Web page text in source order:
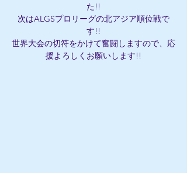
た!!
次はALGSプロリーグの北アジア順位戦で
す!!
世界大会の切符をかけて奮闘しますので、応
援よろしくお願いします!!